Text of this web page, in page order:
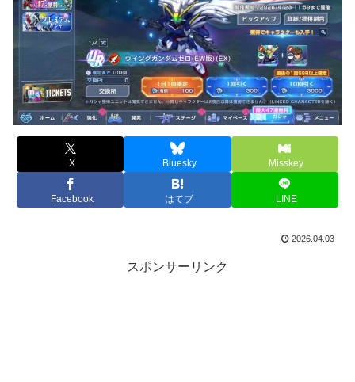
X Bluesky Misskey
Facebook はてブ LINE
2026.04.03
スポンサーリンク